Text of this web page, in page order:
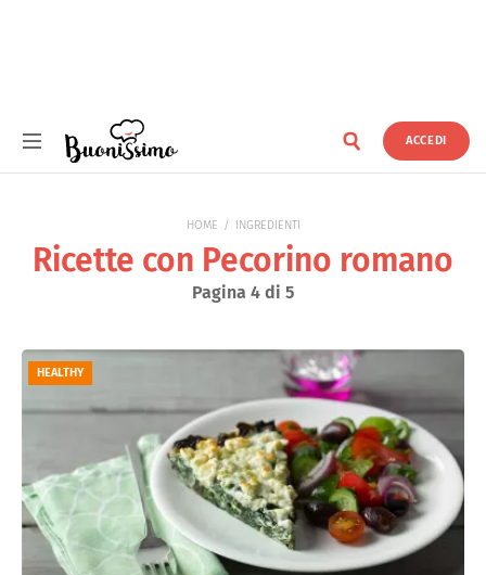
ACCEDI
HOME INGREDIENTI
Ricette con Pecorino romano
Pagina 4 di 5
HEALTHY